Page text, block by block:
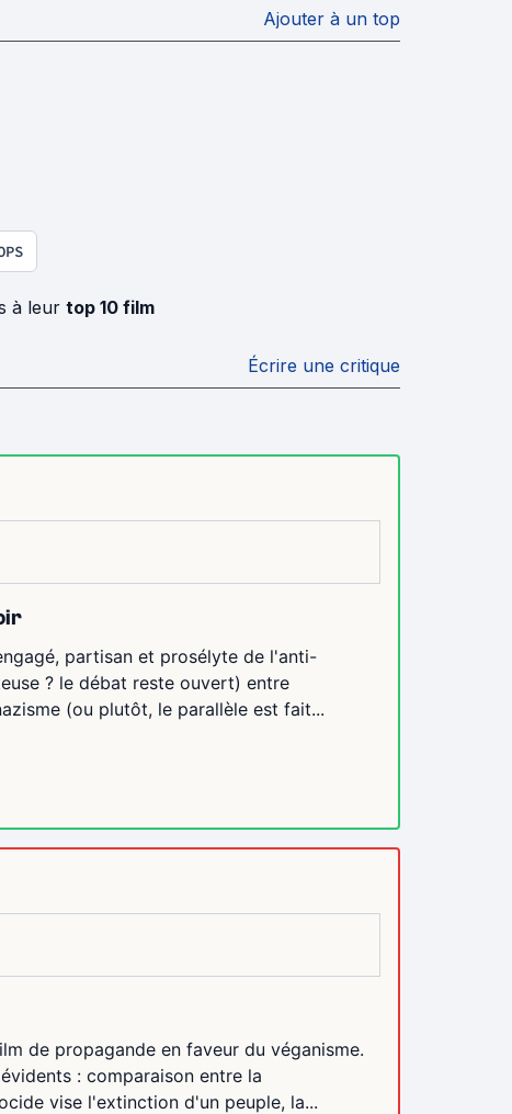
Ajouter à un top
à leur top 10 film
Écrire une critique
partisan et prosélyte de l'anti-
? le débat reste ouvert) entre
(ou plutôt, le parallèle est fait...
de propagande en faveur du véganisme.
: comparaison entre la
vise l'extinction d'un peuple, la...